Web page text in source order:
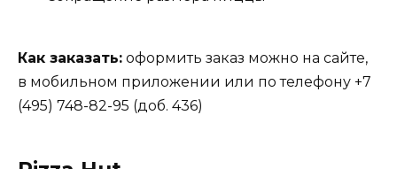
Как заказать: оформить заказ можно на сайте,
в мобильном приложении или по телефону +7
(495) 748-82-95 (доб. 436)